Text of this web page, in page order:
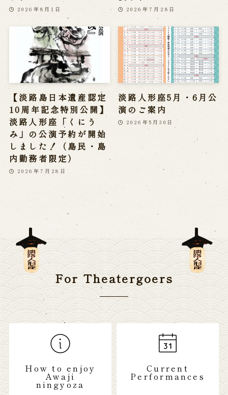
2026年8月1日 2026年7月28日
【淡路島日本遺産認定
10周年記念特別公開】
淡路人形座「くにう
み」の公演予約が開始
しました！（島民・島
内勤務者限定）
2026年7月28日
淡路人形座5月・6月公
演のご案内
2026年5月30日
For Theatergoers
How to enjoy
Awaji
ningyoza
Current
Performances